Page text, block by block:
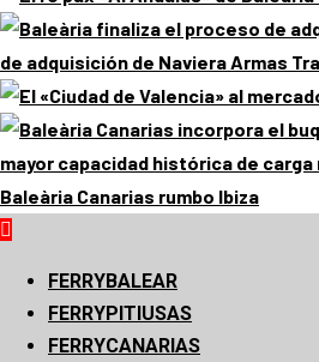
de adquisición de Naviera Armas
mayor capacidad histórica de
Baleària Canarias rumbo Ibiza
FERRYBALEAR
FERRYPITIUSAS
FERRYCANARIAS